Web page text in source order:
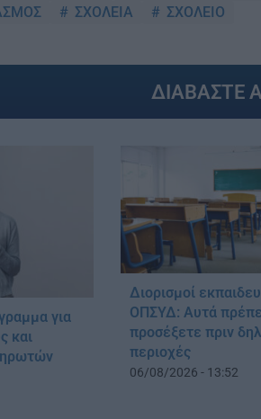
ΣΧΟΛΕΙΑ ΣΧΟΛΕΙΟ
ΔΙΑΒΑΣΤΕ
για
και
Διορισμοί
ΟΠΣΥΔ: Αυτά
προσέξετε πριν
περιοχές
06/08/2026 - 13:52